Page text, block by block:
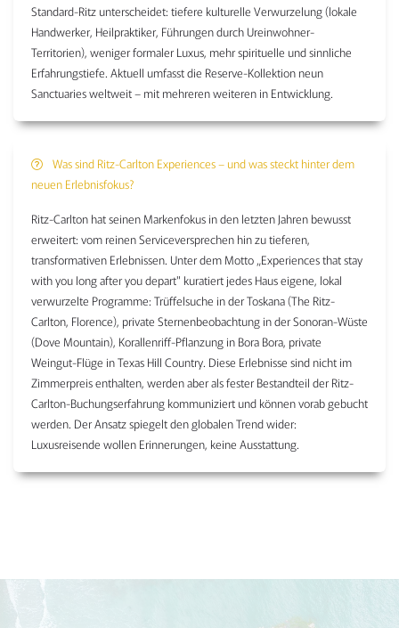
Standard-Ritz unterscheidet: tiefere kulturelle Verwurzelung (lokale
Handwerker, Heilpraktiker, Führungen durch Ureinwohner-
Territorien), weniger formaler Luxus, mehr spirituelle und sinnliche
Erfahrungstiefe. Aktuell umfasst die Reserve-Kollektion neun
Sanctuaries weltweit – mit mehreren weiteren in Entwicklung.
Was sind Ritz-Carlton Experiences – und was steckt hinter dem
neuen Erlebnisfokus?
Ritz-Carlton hat seinen Markenfokus in den letzten Jahren bewusst
erweitert: vom reinen Serviceversprechen hin zu tieferen,
transformativen Erlebnissen. Unter dem Motto „Experiences that stay
with you long after you depart" kuratiert jedes Haus eigene, lokal
verwurzelte Programme: Trüffelsuche in der Toskana (The Ritz-
Carlton, Florence), private Sternenbeobachtung in der Sonoran-Wüste
(Dove Mountain), Korallenriff-Pflanzung in Bora Bora, private
Weingut-Flüge in Texas Hill Country. Diese Erlebnisse sind nicht im
Zimmerpreis enthalten, werden aber als fester Bestandteil der Ritz-
Carlton-Buchungserfahrung kommuniziert und können vorab gebucht
werden. Der Ansatz spiegelt den globalen Trend wider:
Luxusreisende wollen Erinnerungen, keine Ausstattung.